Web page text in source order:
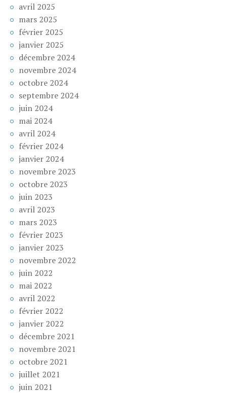
avril 2025
mars 2025
février 2025
janvier 2025
décembre 2024
novembre 2024
octobre 2024
septembre 2024
juin 2024
mai 2024
avril 2024
février 2024
janvier 2024
novembre 2023
octobre 2023
juin 2023
avril 2023
mars 2023
février 2023
janvier 2023
novembre 2022
juin 2022
mai 2022
avril 2022
février 2022
janvier 2022
décembre 2021
novembre 2021
octobre 2021
juillet 2021
juin 2021